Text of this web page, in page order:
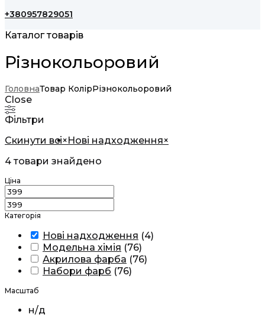
+380957829051
Каталог товарів
Різнокольоровий
ГоловнаТовар КолірРізнокольоровий
Close
Фільтри
Скинути всі×Нові надходження×
4товари знайдено
Ціна
Категорія
Нові надходження (4)
Модельна хімія (76)
Акрилова фарба (76)
Набори фарб (76)
Масштаб
н/д